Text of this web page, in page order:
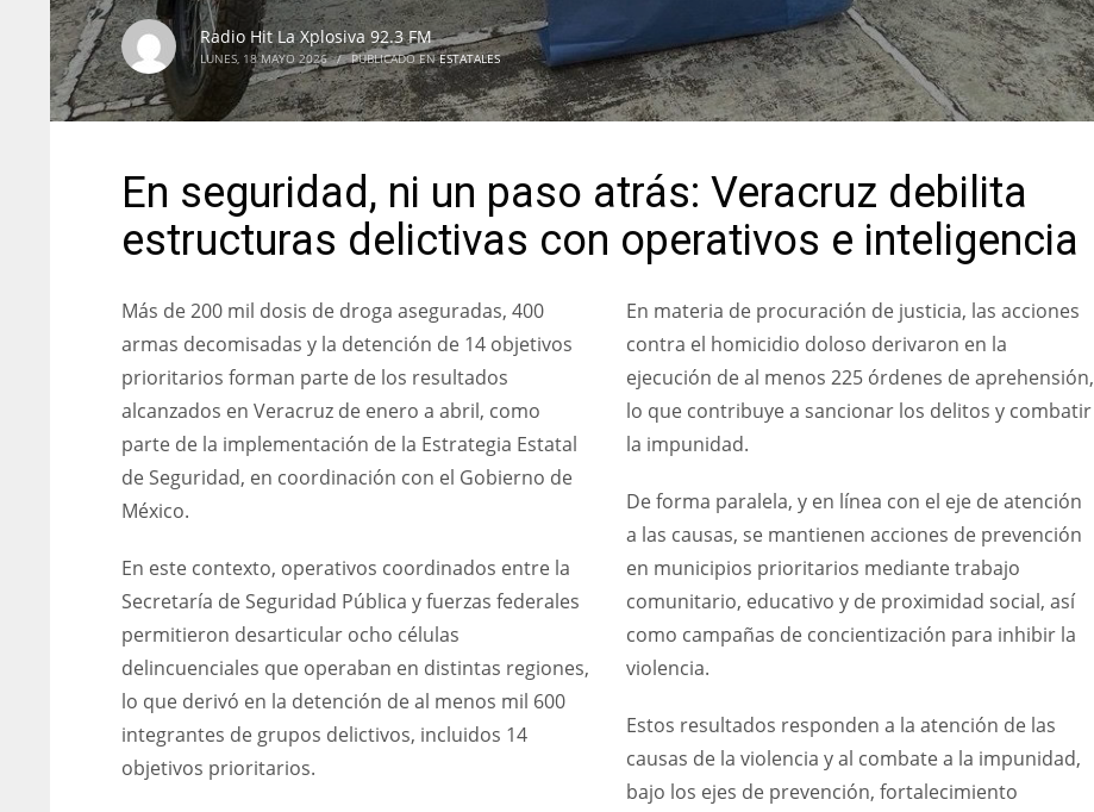
Radio Hit La Xplosiva 92.3 FM
LUNES, 18 MAYO 2026 / PUBLICADO ENESTATALES
En seguridad, ni un paso atrás: Veracruz debilita
estructuras delictivas con operativos e inteligencia
Más de 200 mil dosis de droga aseguradas, 400
armas decomisadas y la detención de 14 objetivos
prioritarios forman parte de los resultados
alcanzados en Veracruz de enero a abril, como
parte de la implementación de la Estrategia Estatal
de Seguridad, en coordinación con el Gobierno de
México.
En este contexto, operativos coordinados entre la
Secretaría de Seguridad Pública y fuerzas federales
permitieron desarticular ocho células
delincuenciales que operaban en distintas regiones,
lo que derivó en la detención de al menos mil 600
integrantes de grupos delictivos, incluidos 14
objetivos prioritarios.
En materia de procuración de justicia, las acciones
contra el homicidio doloso derivaron en la
ejecución de al menos 225 órdenes de aprehensión,
lo que contribuye a sancionar los delitos y combatir
la impunidad.
De forma paralela, y en línea con el eje de atención
a las causas, se mantienen acciones de prevención
en municipios prioritarios mediante trabajo
comunitario, educativo y de proximidad social, así
como campañas de concientización para inhibir la
violencia.
Estos resultados responden a la atención de las
causas de la violencia y al combate a la impunidad,
bajo los ejes de prevención, fortalecimiento